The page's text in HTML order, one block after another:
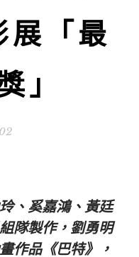
展「最
」
、奚嘉鴻、黃廷
隊製作，劉勇明
作品《巴特》，